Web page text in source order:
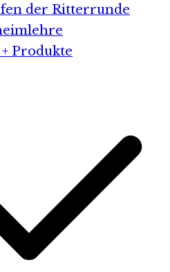
der Ritterrunde
Produkte